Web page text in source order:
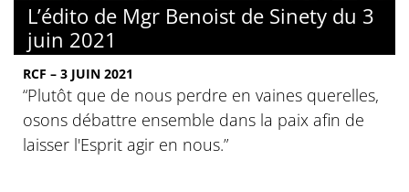
L’édito de Mgr Benoist de Sinety du 3
juin 2021
RCF – 3 JUIN 2021
“Plutôt que de nous perdre en vaines querelles,
osons débattre ensemble dans la paix afin de
laisser l'Esprit agir en nous.”